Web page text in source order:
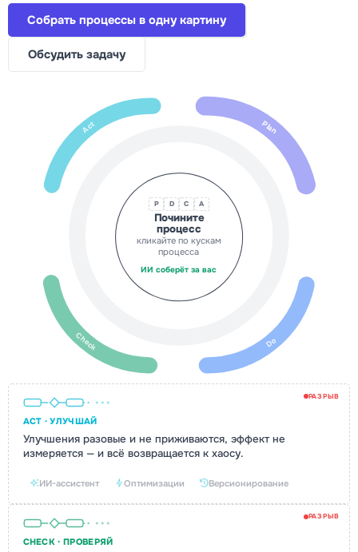
Собрать процессы в одну картину
Обсудить задачу
ACT · УЛУЧШАЙ
РАЗРЫВ
Улучшения разовые и не приживаются, эффект не
измеряется — и всё возвращается к хаосу.
ИИ-ассистент Оптимизации Версионирование
CHECK · ПРОВЕРЯЙ
РАЗРЫВ
Plan
Do
Check
Act
P D C A
Почините
процесс
кликайте по кускам
процесса
ИИ соберёт за вас